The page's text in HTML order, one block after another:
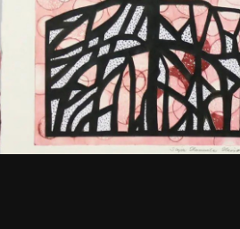
2022